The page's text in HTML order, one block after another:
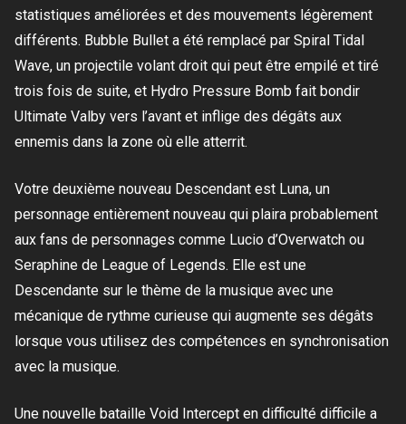
statistiques améliorées et des mouvements légèrement
différents. Bubble Bullet a été remplacé par Spiral Tidal
Wave, un projectile volant droit qui peut être empilé et tiré
trois fois de suite, et Hydro Pressure Bomb fait bondir
Ultimate Valby vers l’avant et inflige des dégâts aux
ennemis dans la zone où elle atterrit.
Votre deuxième nouveau Descendant est Luna, un
personnage entièrement nouveau qui plaira probablement
aux fans de personnages comme Lucio d’Overwatch ou
Seraphine de League of Legends. Elle est une
Descendante sur le thème de la musique avec une
mécanique de rythme curieuse qui augmente ses dégâts
lorsque vous utilisez des compétences en synchronisation
avec la musique.
Une nouvelle bataille Void Intercept en difficulté difficile a